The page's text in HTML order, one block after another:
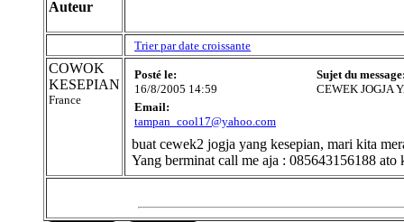
Auteur
Trier par date croissante
COWOK
KESEPIAN
France
Posté le:
16/8/2005 14:59
Sujet du
CEWEK JOGJA
Email:
tampan_cool17@yahoo.com
buat cewek2 jogja yang kesepian, mari kita
Yang berminat call me aja : 085643156188 ato